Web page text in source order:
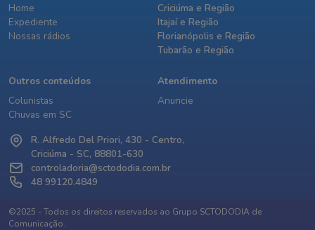
Home
Expediente
Nossas rádios
Criciúma e Região
Itajaí e Região
Florianópolis e Região
Tubarão e Região
Outros conteúdos
Colunistas
Chuvas em SC
Atendimento
Anuncie
R. Alfredo Del Priori, 430 - Centro,
Criciúma - SC, 88801-630
controladoria@sctododia.com.br
48 99120.4849
©2025 - Todos os direitos reservados ao Grupo SCTODODIA de
Comunicação.